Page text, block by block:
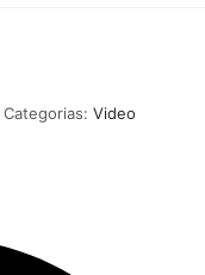
Categorias: Video